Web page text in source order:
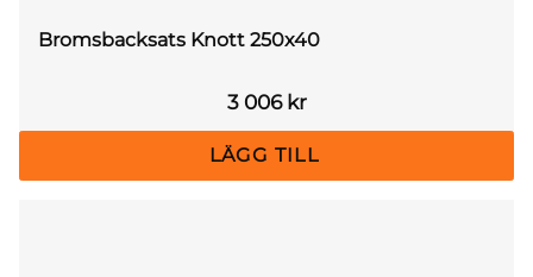
Bromsbacksats Knott 250x40
3 006kr